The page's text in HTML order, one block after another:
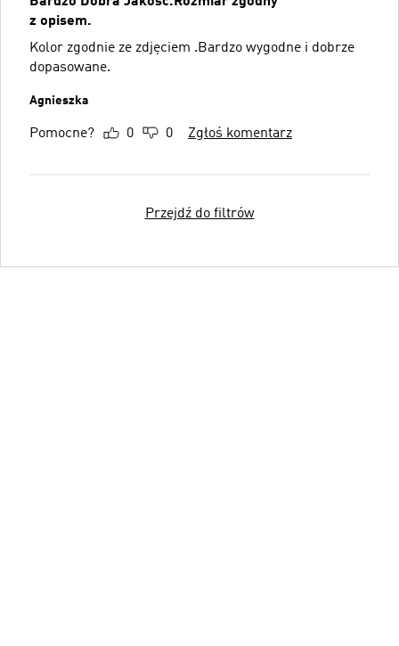
z opisem.
Kolor zgodnie ze zdjęciem .Bardzo wygodne i dobrze
dopasowane.
Agnieszka
Pomocne? 0 0 Zgłoś komentarz
Przejdź do filtrów